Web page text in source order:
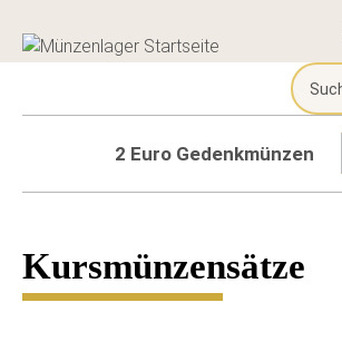
2 Euro Gedenkmünzen
Kursmünzensätze